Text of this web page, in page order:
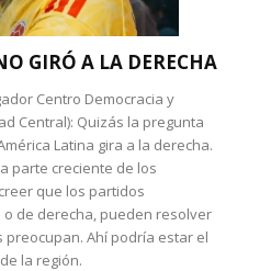
GIRÓ A LA DERECHA
Centro Democracia y
Central): Quizás la pregunta
Latina gira a la derecha.
parte creciente de los
que los partidos
de derecha, pueden resolver
Ahí podría estar el
la región.